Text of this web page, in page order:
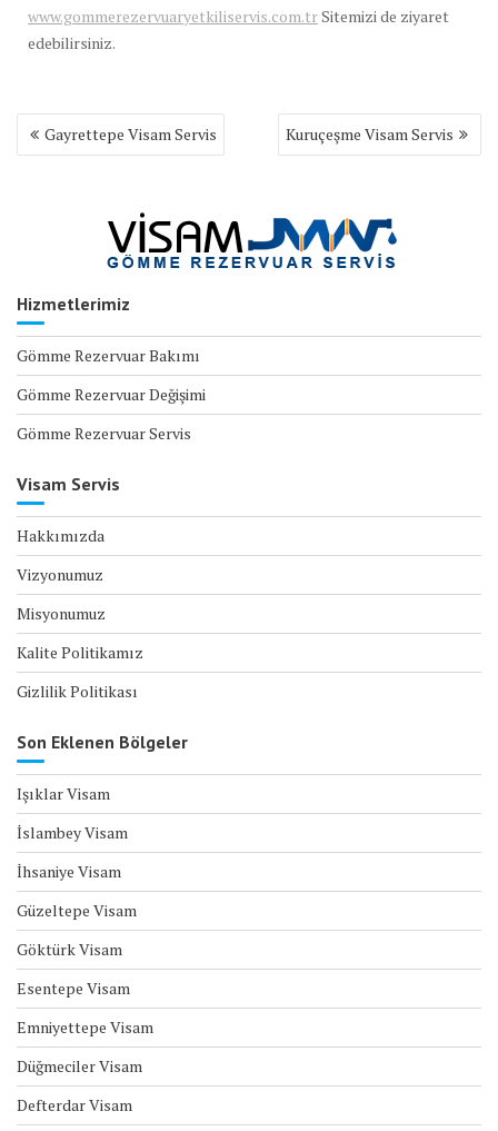
www.gommerezervuaryetkiliservis.com.trSitemizi de ziyaret
edebilirsiniz.
Yazı
gezinmesi
Gayrettepe Visam Servis Kuruçeşme Visam Servis
Hizmetlerimiz
Gömme Rezervuar Bakımı
Gömme Rezervuar Değişimi
Gömme Rezervuar Servis
Visam Servis
Hakkımızda
Vizyonumuz
Misyonumuz
Kalite Politikamız
Gizlilik Politikası
Son Eklenen Bölgeler
Işıklar Visam
İslambey Visam
İhsaniye Visam
Güzeltepe Visam
Göktürk Visam
Esentepe Visam
Emniyettepe Visam
Düğmeciler Visam
Defterdar Visam